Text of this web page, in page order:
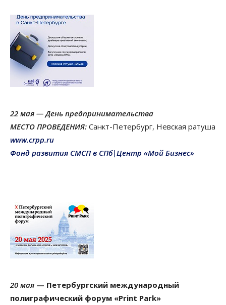
22 мая —День предпринимательства
МЕСТО ПРОВЕДЕНИЯ: Санкт-Петербург, Невская ратуша
www.crpp.ru
Фонд развития СМСП в СПб|Центр «Мой Бизнес»
20 мая — Петербургский международный
полиграфический форум «Print Park»